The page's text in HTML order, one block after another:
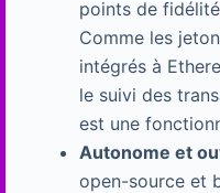
points de
Comme les
intégrés à
le suivi des
est une
Autonome et
open-source et